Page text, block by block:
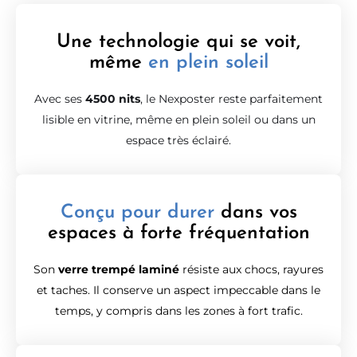
Une technologie qui se voit,
même en plein soleil
Avec ses 4500 nits, le Nexposter reste parfaitement
lisible en vitrine, même en plein soleil ou dans un
espace très éclairé.
Conçu pour durer dans vos
espaces à forte fréquentation
Son verre trempé laminé résiste aux chocs, rayures
et taches. Il conserve un aspect impeccable dans le
temps, y compris dans les zones à fort trafic.